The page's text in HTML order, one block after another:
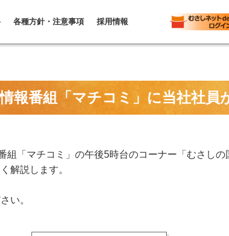
各種方針・注意事項 採用情報
報番組「マチコミ」に当社社員
組「マチコミ」の午後5時台のコーナー「むさし
解説します。
い。